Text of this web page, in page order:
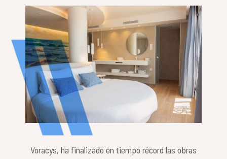
Voracys, ha finalizado en tiempo récord las obras